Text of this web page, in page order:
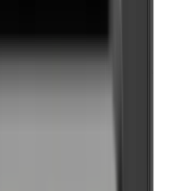
stil i dette fremtidssikrede, premium
Pevino. Opbevar op til 23 flasker i to
støjsvagt og skabt til perfektion.
integreret